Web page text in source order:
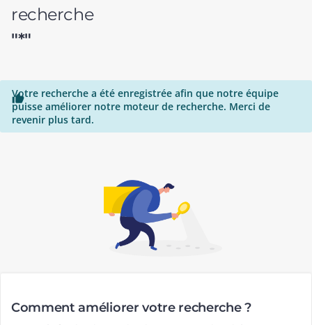
recherche
"*"

Votre recherche a été enregistrée afin que notre équipe
puisse améliorer notre moteur de recherche. Merci de
revenir plus tard.
Comment améliorer votre recherche ?